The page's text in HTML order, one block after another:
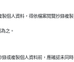
個人資料，得依檔案閱覽抄錄複製
或複製個人資料前，應確認未同時